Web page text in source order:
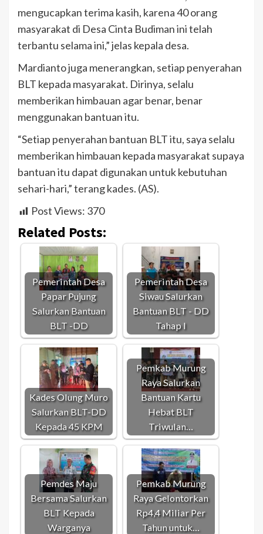
mengucapkan terima kasih, karena 40 orang
masyarakat di Desa Cinta Budiman ini telah
terbantu selama ini,” jelas kepala desa.
Mardianto juga menerangkan, setiap penyerahan
BLT kepada masyarakat. Dirinya, selalu
memberikan himbauan agar benar, benar
menggunakan bantuan itu.
“Setiap penyerahan bantuan BLT itu, saya selalu
memberikan himbauan kepada masyarakat supaya
bantuan itu dapat digunakan untuk kebutuhan
sehari-hari,” terang kades. (AS).
Post Views: 370
Related Posts:
Pemerintah Desa
Papar Pujung
Salurkan Bantuan
BLT -DD
Pemerintah Desa
Siwau Salurkan
Bantuan BLT - DD
Tahap l
Kades Olung Muro
Salurkan BLT-DD
Kepada 45 KPM
Pemkab Murung
Raya Salurkan
Bantuan Kartu
Hebat BLT
Triwulan…
Pemdes Maju
Bersama Salurkan
BLT Kepada
Warganya
Pemkab Murung
Raya Gelontorkan
Rp4,4 Miliar Per
Tahun untuk…